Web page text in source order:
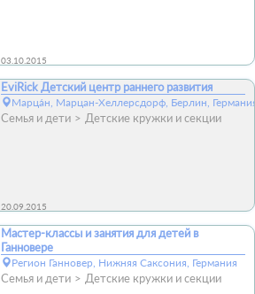
03.10.2015
EviRick Детский центр раннего развития
Марца́н, Марцан-Хеллерсдорф, Берлин,
Семья и дети Детские кружки и секции
20.09.2015
Мастер-классы и занятия для детей в
Ганновере
Регион Ганновер, Нижняя Саксония, Германия
Семья и дети Детские кружки и секции